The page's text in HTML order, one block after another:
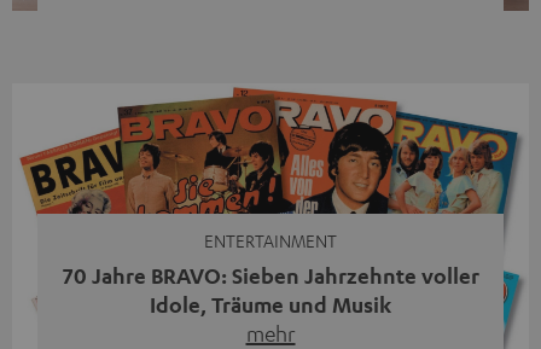
Streaming-System vereint hochwertige HiFi-Technik,
moderne Streaming-Funktionen und hohe Flexibilität in
einem einzigen Gerät – und zeigt, dass man für großen
Sound heute keine klassische HiFi-Anlage mehr braucht.
ENTERTAINMENT
70 Jahre BRAVO: Sieben Jahrzehnte voller
Idole, Träume und Musik
mehr